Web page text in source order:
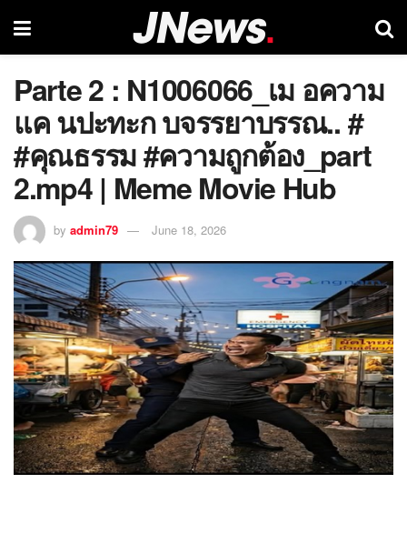
Parte 2 : N1006066_เม อความ
แค นปะทะก บจรรยาบรรณ.. #
#คุณธรรม #ความถูกต้อง_part
2.mp4 | Meme Movie Hub
by admin79 June 18, 2026